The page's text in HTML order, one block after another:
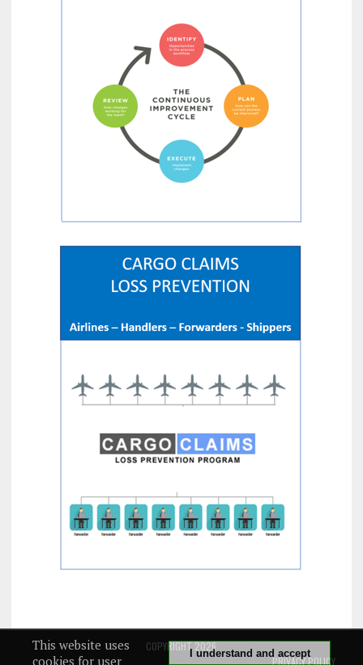
COPYRIGHT 2026
PRIVACY POLICY
I understand and accept
This website uses
cookies for user